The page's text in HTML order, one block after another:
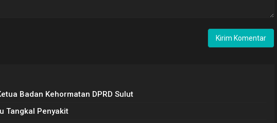
Badan Kehormatan DPRD Sulut
Tangkal Penyakit